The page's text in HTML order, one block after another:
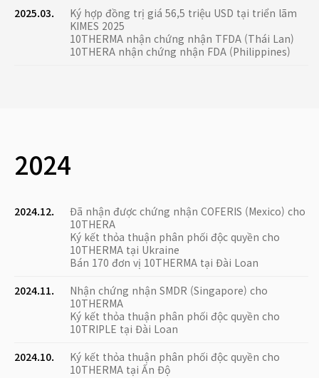
2025.03.
Ký hợp đồng trị giá 56,5 triệu USD tại triển lãm
KIMES 2025
10THERMA nhận chứng nhận TFDA (Thái Lan)
10THERA nhận chứng nhận FDA (Philippines)
2024
2024.12.
Đã nhận được chứng nhận COFERIS (Mexico) cho
10THERA
Ký kết thỏa thuận phân phối độc quyền cho
10THERMA tại Ukraine
Bán 170 đơn vị 10THERMA tại Đài Loan
2024.11.
Nhận chứng nhận SMDR (Singapore) cho
10THERMA
Ký kết thỏa thuận phân phối độc quyền cho
10TRIPLE tại Đài Loan
2024.10.
Ký kết thỏa thuận phân phối độc quyền cho
10THERMA tại Ấn Độ